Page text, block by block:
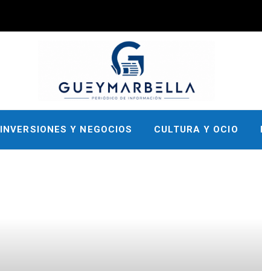
INVERSIONES Y NEGOCIOS CULTURA Y OCIO